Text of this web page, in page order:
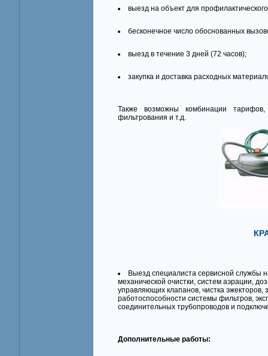
выезд на объект для
бесконечное число обоснованных
выезд в течение 3 дней (72 часов);
закупка и доставка расходных
Также возможны комбинации
фильтрования и т.д.
Выезд специалиста сервисной службы
механической очистки, систем аэрации,
управляющих клапанов, чистка
работоспособности системы фильтров,
соединительных трубопроводов и
Дополнительные работы: